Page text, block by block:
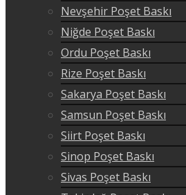
Nevşehir Poşet Baskı
Niğde Poşet Baskı
Ordu Poşet Baskı
Rize Poşet Baskı
Sakarya Poşet Baskı
Samsun Poşet Baskı
Siirt Poşet Baskı
Sinop Poşet Baskı
Sivas Poşet Baskı